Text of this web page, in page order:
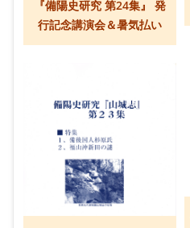
『備陽史研究 第24集』 発
行記念講演会＆暑気払い